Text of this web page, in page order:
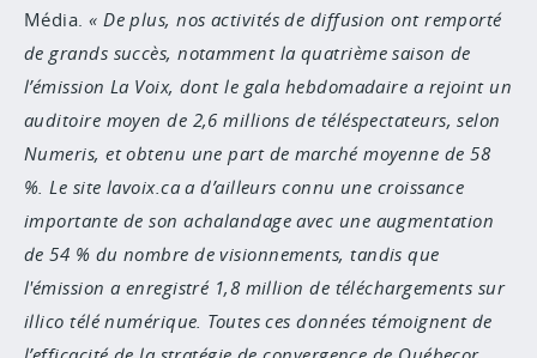
Média. De plus, nos activités de diffusion ont remporté
de grands succès, notamment la quatrième saison de
l’émission La Voix, dont le gala hebdomadaire a rejoint un
auditoire moyen de 2,6 millions de téléspectateurs, selon
Numeris, et obtenu une part de marché moyenne de 58
%. Le site lavoix.ca a d’ailleurs connu une croissance
importante de son achalandage avec une augmentation
de 54 % du nombre de visionnements, tandis que
l'émission a enregistré 1,8 million de téléchargements sur
illico télé numérique. Toutes ces données témoignent de